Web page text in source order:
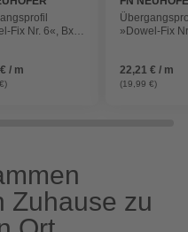
Fix Nr. 6«, BxL:
/ m
»Dowel-Fix
22,21 € / m
(19,99 €)
Zuhause zu